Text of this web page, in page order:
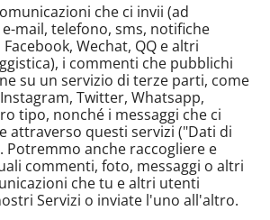
che ci invii (ad
mail, telefono, sms, notifiche
Wechat, QQ e altri
i commenti che pubblichi
su un servizio di terze parti, come
Twitter, Whatsapp,
tipo, nonché i messaggi che ci
attraverso questi servizi ("Dati di
Potremmo anche raccogliere e
commenti, foto, messaggi o altri
che tu e altri utenti
Servizi o inviate l'uno all'altro.